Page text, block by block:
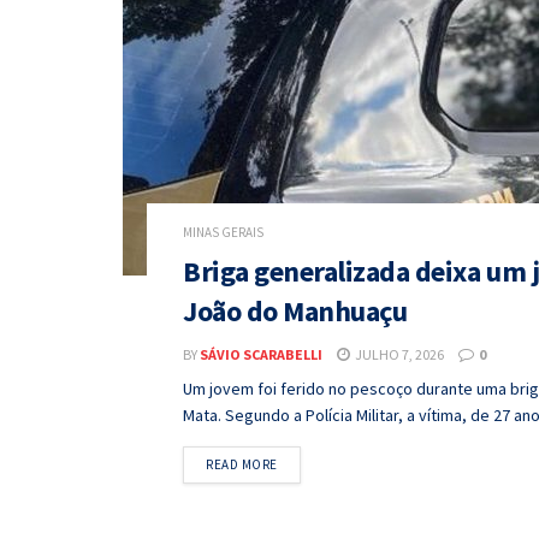
MINAS GERAIS
Briga generalizada deixa
João do Manhuaçu
BY SÁVIO SCARABELLI JULHO 7, 2026 0
Um jovem foi ferido no pescoço durante uma
Mata. Segundo a Polícia Militar, a vítima, de 27
READ MOREDETAILS